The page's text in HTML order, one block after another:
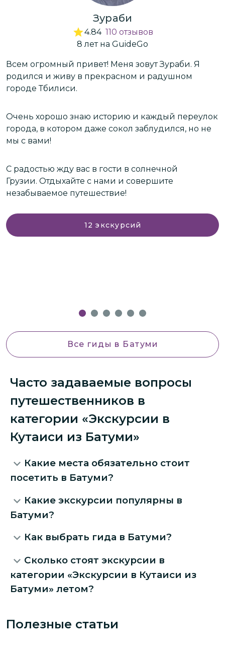
Зураби
4.84 110 отзывов
8 летна GuideGo
Всем огромный привет! Меня зовут Зураби. Я
родился и живу в прекрасном и радушном
городе Тбилиси.
Очень хорошо знаю историю и каждый переулок
города, в котором даже сокол заблудился, но не
мы с вами!
С радостью жду вас в гости в солнечной
Грузии. Отдыхайте с нами и совершите
незабываемое путешествие!
12 экскурсий
Все гиды в Батуми
Часто задаваемые вопросы
путешественников в
категории «Экскурсии в
Кутаиси из Батуми»
Какие места обязательно стоит
посетить в Батуми?
Какие экскурсии популярны в
Батуми?
Как выбрать гида в Батуми?
Сколько стоят экскурсии в
категории «Экскурсии в Кутаиси из
Батуми» летом?
Полезные статьи